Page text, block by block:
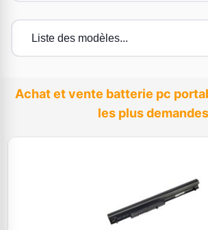
Achat et vente batterie pc
les plus demandes